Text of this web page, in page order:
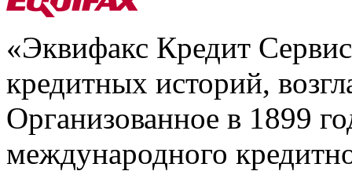
«Эквифакс Кредит
кредитных историй,
Организованное в 1899
международного